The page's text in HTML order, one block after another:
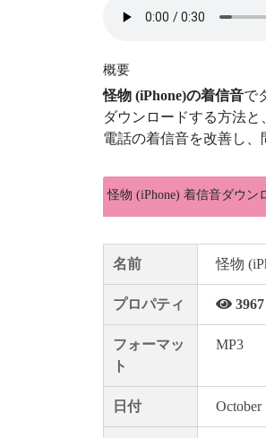
概要
怪物 (iPhone)の着信音で
ダウンロードする方法
電話の着信音を改善し
怪物 (iPhone) 着信音ダウン
名前 怪物
プロパティ 3967
フォーマッ
ト
MP3
日付 October